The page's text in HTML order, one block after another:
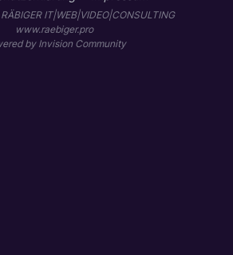
IT|WEB|VIDEO|CONSULTING
www.raebiger.pro
by Invision Community